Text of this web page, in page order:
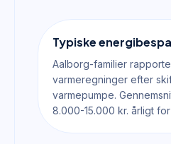
Typiske
Aalborg-familier
varmeregninger efter
varmepumpe.
8.000-15.000 kr. årligt for